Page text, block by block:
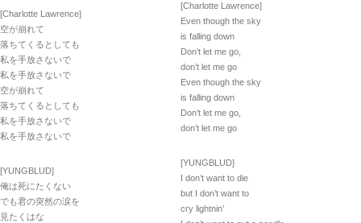
[Charlotte Lawrence]
空が崩れて
落ちてくるとしても
私を手放さないで
私を手放さないで
空が崩れて
落ちてくるとしても
私を手放さないで
私を手放さないで
[YUNGBLUD]
俺は死にたくない
でも君の突然の涙を
見たくはな
[Charlotte Lawrence]
Even though the sky
is falling down
Don’t let me go,
don’t let me go
Even though the sky
is falling down
Don’t let me go,
don’t let me go
[YUNGBLUD]
I don’t want to die
but I don’t want to
cry lightnin’